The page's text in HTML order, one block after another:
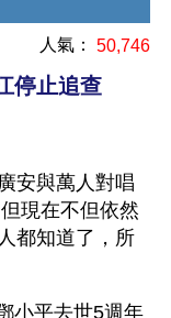
人氣： 50,746
停止追查
安與萬人對唱
現在不但依然
都知道了，所
小平去世5週年